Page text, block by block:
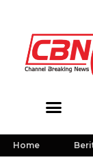
Home